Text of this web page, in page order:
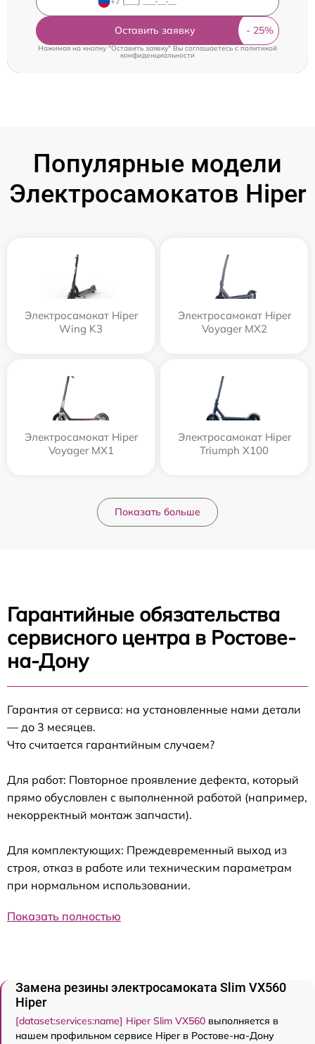
Оставить заявку
Нажимая на кнопку "Оставить заявку" Вы соглашаетесь cполитикой
конфиденциальности
Популярные модели
Электросамокатов Hiper
Электросамокат Hiper
Wing K3
Электросамокат Hiper
Voyager MX2
Электросамокат Hiper
Voyager MX1
Электросамокат Hiper
Triumph X100
Показать больше
Гарантийные обязательства
сервисного центра в Ростове-
на-Дону
Гарантия от сервиса: на установленные нами детали
— до 3 месяцев.
Что считается гарантийным случаем?
Для работ: Повторное проявление дефекта, который
прямо обусловлен с выполненной работой (например,
некорректный монтаж запчасти).
Для комплектующих: Преждевременный выход из
строя, отказ в работе или техническим параметрам
при нормальном использовании.
Показать полностью
Замена резины электросамоката Slim VX560
Hiper
[dataset:services:name] Hiper Slim VX560 выполняется в
нашем профильном сервисе Hiper в Ростове-на-Дону